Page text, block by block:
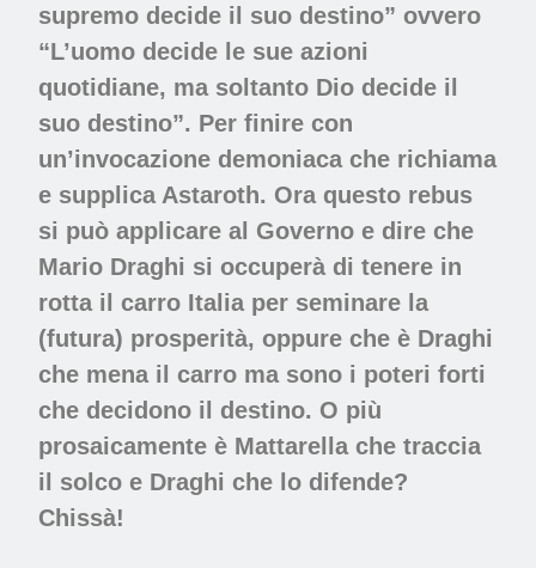
supremo decide il suo destino” ovvero
“L’uomo decide le sue azioni
quotidiane, ma soltanto Dio decide il
suo destino”. Per finire con
un’invocazione demoniaca che richiama
e supplica Astaroth. Ora questo rebus
si può applicare al Governo e dire che
Mario Draghi si occuperà di tenere in
rotta il carro Italia per seminare la
(futura) prosperità, oppure che è Draghi
che mena il carro ma sono i poteri forti
che decidono il destino. O più
prosaicamente è Mattarella che traccia
il solco e Draghi che lo difende?
Chissà!